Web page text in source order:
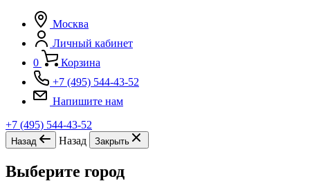
Москва
Личный кабинет
0
Корзина
+7 (495) 544-43-52
Напишите нам
+7 (495) 544-43-52
Назад Назад Закрыть
Выберите город